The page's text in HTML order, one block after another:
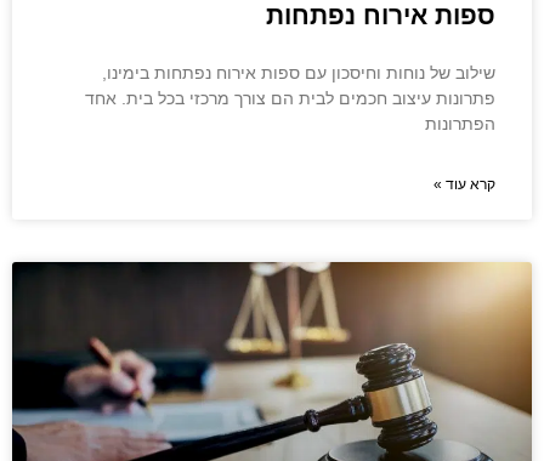
ספות אירוח נפתחות
שילוב של נוחות וחיסכון עם ספות אירוח נפתחות בימינו,
פתרונות עיצוב חכמים לבית הם צורך מרכזי בכל בית. אחד
הפתרונות
קרא עוד »